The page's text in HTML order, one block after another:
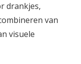
drankjes,
van
visuele